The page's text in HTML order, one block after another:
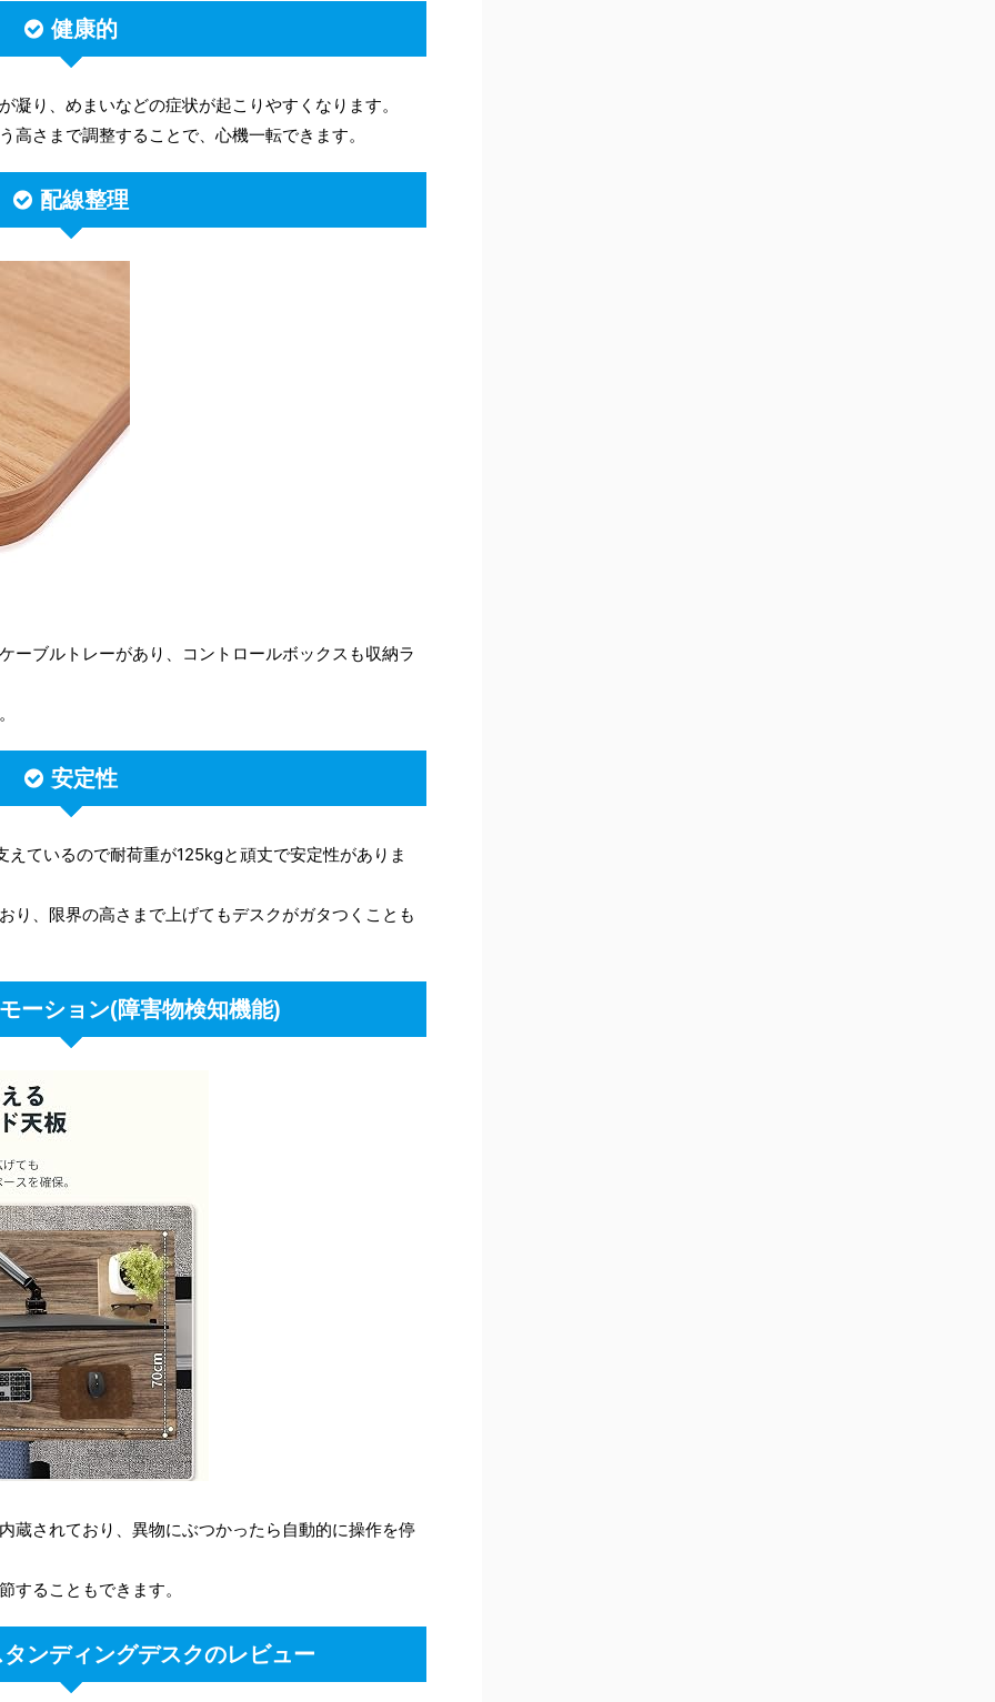
健康的
凝り、めまいなどの症状が起こりやすくなります。
高さまで調整することで、心機一転できます。
配線整理
ーブルトレーがあり、コントロールボックスも収納ラ
安定性
ているので耐荷重が125kgと頑丈で安定性がありま
り、限界の高さまで上げてもデスクがガタつくことも
ーション(障害物検知機能)
蔵されており、異物にぶつかったら自動的に操作を停
することもできます。
ンディングデスクのレビュー